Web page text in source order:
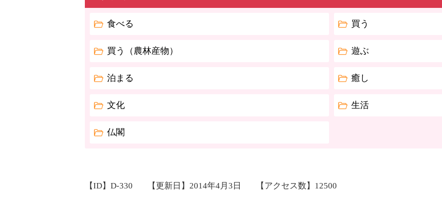
食べる 買う
買う（農林産物） 遊ぶ
泊まる 癒し
文化 生活
仏閣
【ID】 D-330 【更新日】 2014年4月3日 【アクセス数】 12500